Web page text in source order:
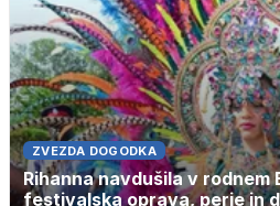
ZVEZDA DOGODKA
Rihanna navdušila v rodnem
festivalska oprava, perje in